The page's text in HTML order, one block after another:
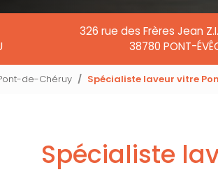
326 rue des Frères Jean
38780 PONT-
de-Chéruy Spécialiste laveur vitre
Spécialiste